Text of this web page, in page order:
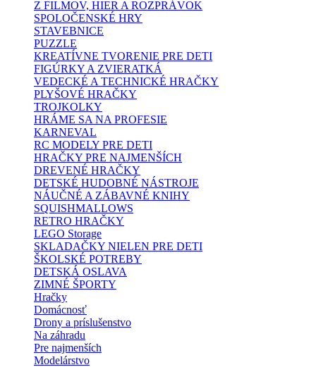
Z FILMOV, HIER A ROZPRÁVOK
SPOLOČENSKÉ HRY
STAVEBNICE
PUZZLE
KREATÍVNE TVORENIE PRE DETI
FIGÚRKY A ZVIERATKÁ
VEDECKÉ A TECHNICKÉ HRAČKY
PLYŠOVÉ HRAČKY
TROJKOLKY
HRÁME SA NA PROFESIE
KARNEVAL
RC MODELY PRE DETI
HRAČKY PRE NAJMENŠÍCH
DREVENÉ HRAČKY
DETSKÉ HUDOBNÉ NÁSTROJE
NÁUČNÉ A ZÁBAVNÉ KNIHY
SQUISHMALLOWS
RETRO HRAČKY
LEGO Storage
SKLADAČKY NIELEN PRE DETI
ŠKOLSKÉ POTREBY
DETSKÁ OSLAVA
ZIMNÉ ŠPORTY
Hračky
Domácnosť
Drony a príslušenstvo
Na záhradu
Pre najmenších
Modelárstvo